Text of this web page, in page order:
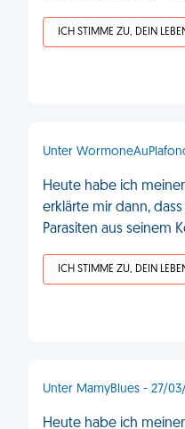
Unter
Heute habe ich
erklärte mir dann,
Parasiten aus seinem
Unter MamyBlues - 27/
Heute habe ich